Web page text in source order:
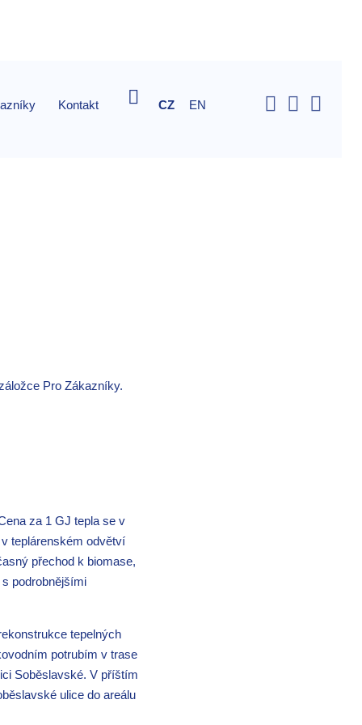
Kontakt CZ EN
Pro Zákazníky.
za 1 GJ tepla se v
teplárenském odvětví
přechod k biomase,
podrobnějšími
tepelných
potrubím v trase
Soběslavské. V příštím
ulice do areálu